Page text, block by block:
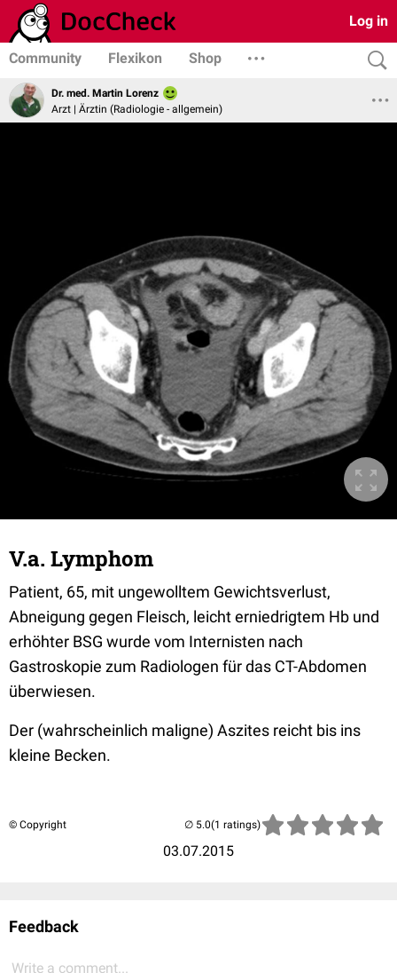
Log in
Community Flexikon Shop
Dr. med. Martin Lorenz
Arzt | Ärztin (Radiologie - allgemein)
V.a. Lymphom
Patient, 65, mit ungewolltem Gewichtsverlust,
Abneigung gegen Fleisch, leicht erniedrigtem Hb und
erhöhter BSG wurde vom Internisten nach
Gastroskopie zum Radiologen für das CT-Abdomen
überwiesen.
Der (wahrscheinlich maligne) Aszites reicht bis ins
kleine Becken.
© Copyright
03.07.2015
(1 ratings)
Feedback
Write a comment...